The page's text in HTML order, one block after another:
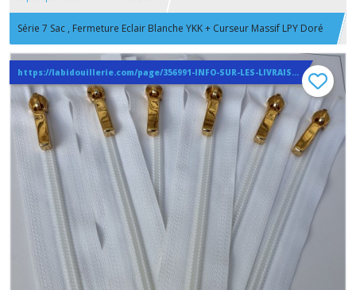
Série 7 Sac , Fermeture Eclair Blanche YKK + Curseur Massif LPY Doré
ou Argenté , Longueur maxi sur mesure 35 CM ,
https://labidouillerie.com/page/356991-INFO-SUR-LES-LIVRAISONS.html